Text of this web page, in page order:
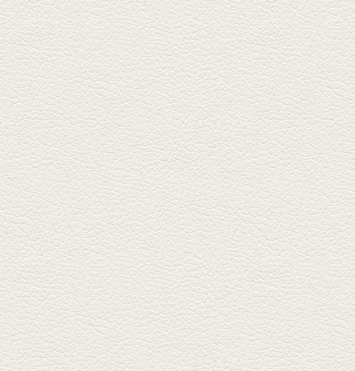
焼おこげ
北区の飛田バイパスで人気の創
作家庭料理の店「ソラクル」
へ。「...
2024年12月27日放送
バーニャカウダ＆焼き鳥
＆もつ鍋
COCOSA裏の「焼鳥えーす」は
福岡で人気の焼鳥店。乾杯は
KAORUハ...
2024年12月6日放送
串揚げ六種盛＆ゼロ秒馬
しゃぶ鍋
銀座通り「串揚げ秀」で旬の野
菜と魚介の串揚げで味わいの
刻。「...
2024年11月15日放送
[黒毛和牛串]カルビ・シ
ャトーブリアン など
北栄通りに今年オープンした
「串焼き家澤」は黒毛和牛をリ
ーズナ...